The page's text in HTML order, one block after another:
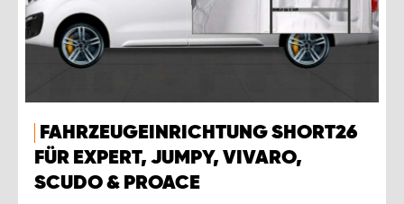
FAHRZEUGEINRICHTUNG SHORT26
FÜR EXPERT, JUMPY, VIVARO,
SCUDO & PROACE